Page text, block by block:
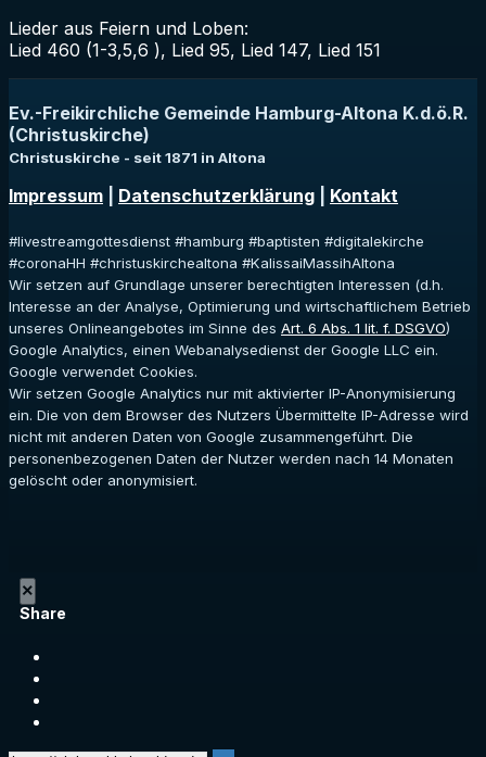
Lieder aus Feiern und Loben:
Lied 460 (1-3,5,6 ), Lied 95, Lied 147, Lied 151
Ev.-Freikirchliche Gemeinde Hamburg-Altona K.d.ö.R.
(Christuskirche)
Christuskirche - seit 1871 in Altona
Impressum Datenschutzerklärung Kontakt
#livestreamgottesdienst #hamburg #baptisten #digitalekirche
#coronaHH #christuskirchealtona #KalissaiMassihAltona
Wir setzen auf Grundlage unserer berechtigten Interessen (d.h.
Interesse an der Analyse, Optimierung und wirtschaftlichem Betrieb
unseres Onlineangebotes im Sinne des Art. 6 Abs. 1 lit. f. DSGVO)
Google Analytics, einen Webanalysedienst der Google LLC ein.
Google verwendet Cookies.
Wir setzen Google Analytics nur mit aktivierter IP-Anonymisierung
ein. Die von dem Browser des Nutzers Übermittelte IP-Adresse wird
nicht mit anderen Daten von Google zusammengeführt. Die
personenbezogenen Daten der Nutzer werden nach 14 Monaten
gelöscht oder anonymisiert.
×
Share